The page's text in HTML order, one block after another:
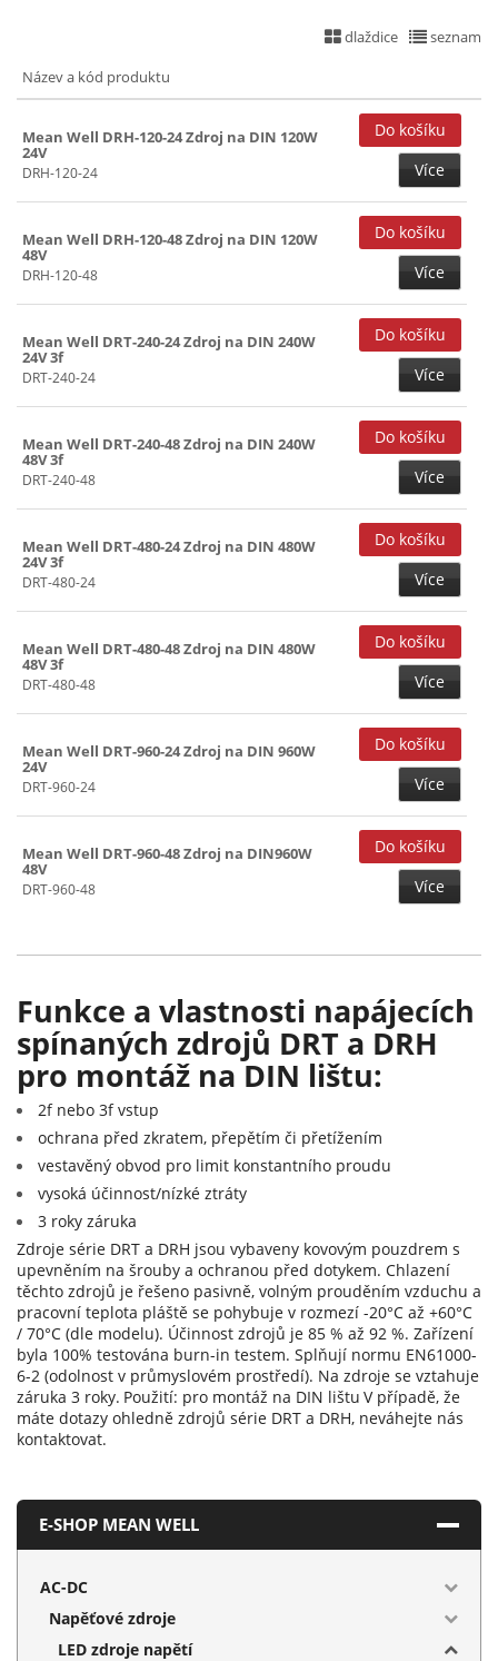
dlaždice seznam
Název a kód produktu
Mean Well DRH-120-24 Zdroj na DIN 120W
24V
DRH-120-24 Více
Mean Well DRH-120-48 Zdroj na DIN 120W
48V
DRH-120-48 Více
Mean Well DRT-240-24 Zdroj na DIN 240W
24V 3f
DRT-240-24 Více
Mean Well DRT-240-48 Zdroj na DIN 240W
48V 3f
DRT-240-48 Více
Mean Well DRT-480-24 Zdroj na DIN 480W
24V 3f
DRT-480-24 Více
Mean Well DRT-480-48 Zdroj na DIN 480W
48V 3f
DRT-480-48 Více
Mean Well DRT-960-24 Zdroj na DIN 960W
24V
DRT-960-24 Více
Mean Well DRT-960-48 Zdroj na DIN960W
48V
DRT-960-48 Více
Funkce a vlastnosti napájecích
spínaných zdrojů DRT a DRH
pro montáž na DIN lištu:
2f nebo 3f vstup
ochrana před zkratem, přepětím či přetížením
vestavěný obvod pro limit konstantního proudu
vysoká účinnost/nízké ztráty
3 roky záruka
Zdroje série DRT a DRH jsou vybaveny kovovým pouzdrem s
upevněním na šrouby a ochranou před dotykem. Chlazení
těchto zdrojů je řešeno pasivně, volným prouděním vzduchu a
pracovní teplota pláště se pohybuje v rozmezí -20°C až +60°C
/ 70°C (dle modelu). Účinnost zdrojů je 85 % až 92 %. Zařízení
byla 100% testována burn-in testem. Splňují normu EN61000-
6-2 (odolnost v průmyslovém prostředí). Na zdroje se vztahuje
záruka 3 roky. Použití: pro montáž na DIN lištu V případě, že
máte dotazy ohledně zdrojů série DRT a DRH, neváhejte nás
kontaktovat.
E-SHOP MEAN WELL
AC-DC
Napěťové zdroje
LED zdroje napětí